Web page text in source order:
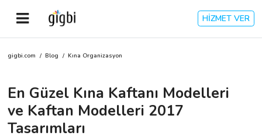
HİZMET VER
Anasayfa
Giriş Yap
Kayıt Ol
gigbi.com / Blog / Kına Organizasyon
En Güzel Kına Kaftanı Modelleri
ve Kaftan Modelleri 2017
Tasarımları